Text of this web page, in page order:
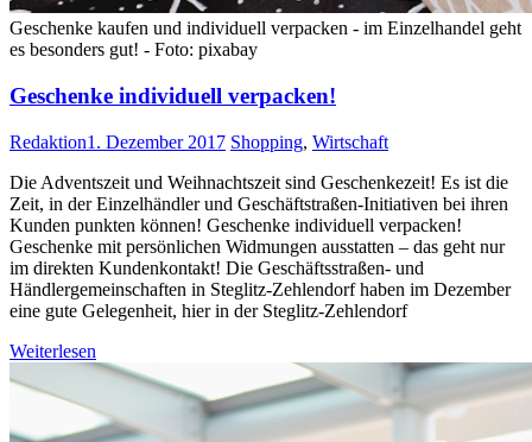
Geschenke kaufen und individuell verpacken - im Einzelhandel geht
es besonders gut! - Foto: pixabay
Geschenke individuell verpacken!
Redaktion1. Dezember 2017 Shopping, Wirtschaft
Die Adventszeit und Weihnachtszeit sind Geschenkezeit! Es ist die
Zeit, in der Einzelhändler und Geschäftstraßen-Initiativen bei ihren
Kunden punkten können! Geschenke individuell verpacken!
Geschenke mit persönlichen Widmungen ausstatten – das geht nur
im direkten Kundenkontakt! Die Geschäftsstraßen- und
Händlergemeinschaften in Steglitz-Zehlendorf haben im Dezember
eine gute Gelegenheit, hier in der Steglitz-Zehlendorf
Weiterlesen